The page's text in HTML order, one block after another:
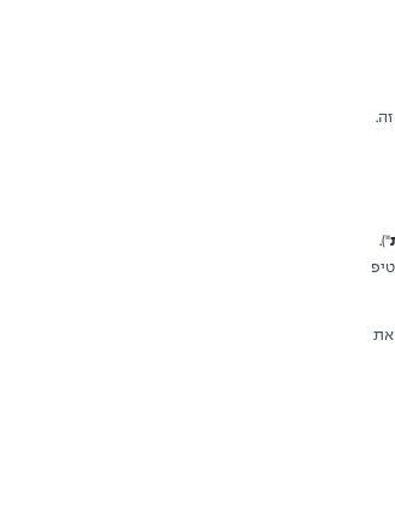
").
לנו בתגובות טיפ
את